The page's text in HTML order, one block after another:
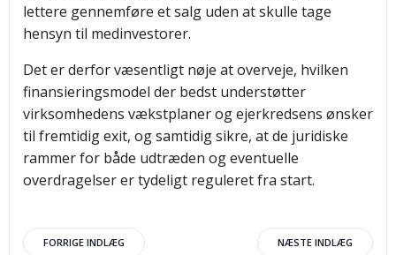
lettere gennemføre et salg uden at skulle tage
hensyn til medinvestorer.
Det er derfor væsentligt nøje at overveje, hvilken
finansieringsmodel der bedst understøtter
virksomhedens vækstplaner og ejerkredsens ønsker
til fremtidig exit, og samtidig sikre, at de juridiske
rammer for både udtræden og eventuelle
overdragelser er tydeligt reguleret fra start.
FORRIGE INDLÆG NÆSTE INDLÆG